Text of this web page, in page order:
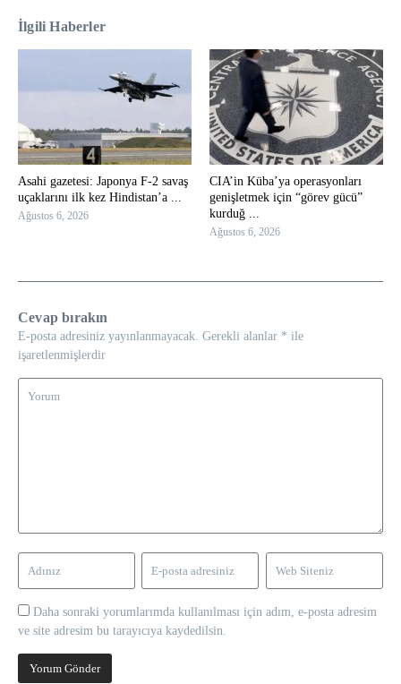
İlgili Haberler
Asahi gazetesi: Japonya F-2 savaş
uçaklarını ilk kez Hindistan’a ...
Ağustos 6, 2026
CIA’in Küba’ya operasyonları
genişletmek için “görev gücü”
kurduğ ...
Ağustos 6, 2026
Cevap bırakın
E-posta adresiniz yayınlanmayacak. Gerekli alanlar * ile
işaretlenmişlerdir
Daha sonraki yorumlarımda kullanılması için adım, e-posta adresim
ve site adresim bu tarayıcıya kaydedilsin.